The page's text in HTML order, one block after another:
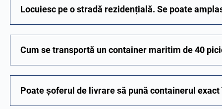
Locuiesc pe o stradă rezidențială. Se poate
Cum se transportă un container maritim de 40
Poate șoferul de livrare să pună containerul